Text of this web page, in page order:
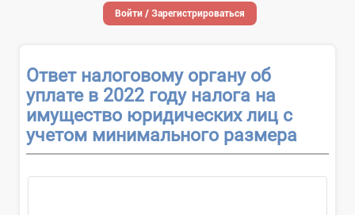
Войти / Зарегистрироваться
Ответ налоговому органу об
уплате в 2022 году налога на
имущество юридических лиц с
учетом минимального размера